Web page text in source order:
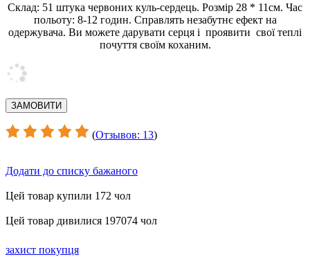
Склад: 51 штука червоних куль-сердець. Розмір 28 * 11см. Час
польоту: 8-12 годин. Справлять незабутнє ефект на
одержувача. Ви можете дарувати серця і проявити свої теплі
почуття своїм коханим.
(Отзывов: 13)
Додати до списку бажаного
Цей товар купили 172 чол
Цей товар дивилися 197074 чол
захист покупця